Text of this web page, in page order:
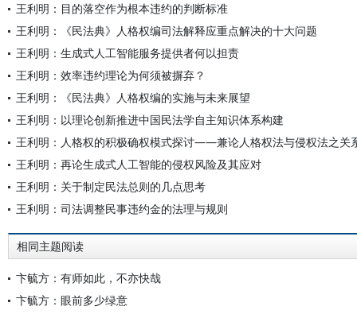
王利明：目的落空作为根本违约的判断标准
王利明：《民法典》人格权编司法解释应重点解决的十大问题
王利明：生成式人工智能服务提供者何以担责
王利明：效率违约理论为何须被摒弃？
王利明：《民法典》人格权编的实施与未来展望
王利明：以理论创新推进中国民法学自主知识体系构建
王利明：人格权的积极确权模式探讨——兼论人格权法与侵权法之关
王利明：再论生成式人工智能的侵权风险及其应对
王利明：关于制定民法总则的几点思考
王利明：司法调整民事违约金的法理与规则
相同主题阅读
卞毓方：有师如此，不亦快哉
卞毓方：眼前多少绿意